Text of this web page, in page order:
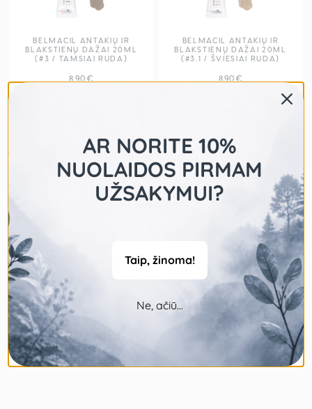
BELMACIL ANTAKIŲ IR
BLAKSTIENŲ DAŽAI 20ML
(#3 / TAMSIAI RUDA)
8,90€
BELMACIL ANTAKIŲ IR
BLAKSTIENŲ DAŽAI 20ML
(#3.1 / ŠVIESIAI RUDA)
8,90€
BLAKSTIENŲ DAŽAI 20ML
BELMACIL OKSIDATORIUS 3%
100ML
€
AR NORITE 10%
NUOLAIDOS PIRMAM
UŽSAKYMUI?
Taip, žinoma!
Ne, ačiū...